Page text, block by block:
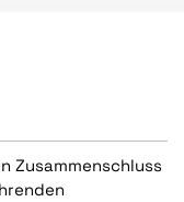
Zusammenschluss